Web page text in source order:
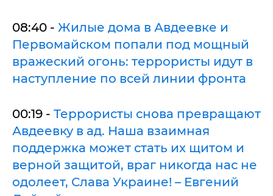
08:40 - Жилые дома в Авдеевке и
Первомайском попали под мощный
вражеский огонь: террористы идут в
наступление по всей линии фронта
00:19 - Террористы снова превращают
Авдеевку в ад. Наша взаимная
поддержка может стать их щитом и
верной защитой, враг никогда нас не
одолеет, Слава Украине! – Евгений